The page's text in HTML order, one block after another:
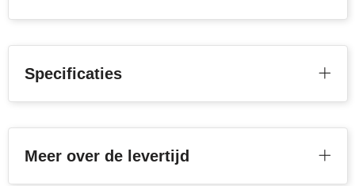
Victorinox
Vinga
Specificaties
Meer over de levertijd